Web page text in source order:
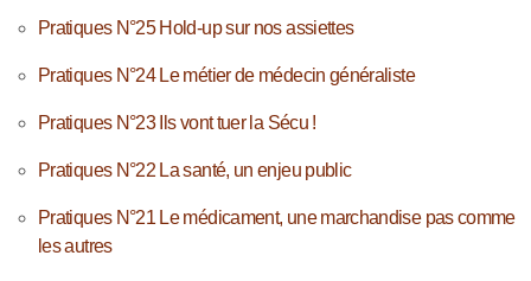
Pratiques N°25 Hold-up sur nos assiettes
Pratiques N°24 Le métier de médecin généraliste
Pratiques N°23 Ils vont tuer la Sécu !
Pratiques N°22 La santé, un enjeu public
Pratiques N°21 Le médicament, une marchandise pas comme
les autres